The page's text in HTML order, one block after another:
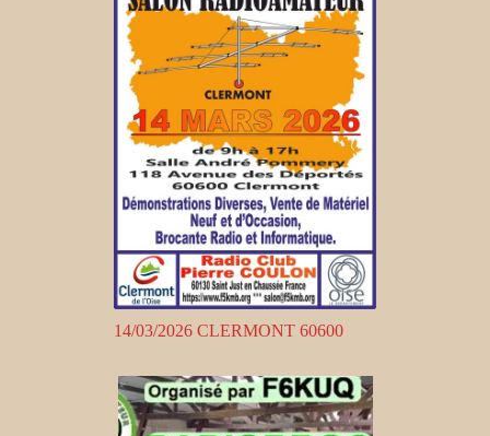
14/03/2026 CLERMONT 60600